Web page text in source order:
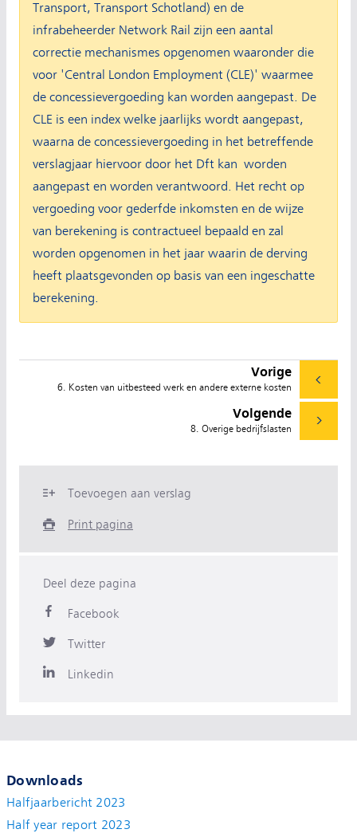
Transport, Transport Schotland) en de
infrabeheerder Network Rail zijn een aantal
correctie mechanismes opgenomen waaronder die
voor 'Central London Employment (CLE)' waarmee
de concessievergoeding kan worden aangepast. De
CLE is een index welke jaarlijks wordt aangepast,
waarna de concessievergoeding in het betreffende
verslagjaar hiervoor door het Dft kan worden
aangepast en worden verantwoord. Het recht op
vergoeding voor gederfde inkomsten en de wijze
van berekening is contractueel bepaald en zal
worden opgenomen in het jaar waarin de derving
heeft plaatsgevonden op basis van een ingeschatte
berekening.
Vorige
6. Kosten van uitbesteed werk en andere externe kosten
Volgende
8. Overige bedrijfslasten
Toevoegen aan verslag
Print pagina
Deel deze pagina
Facebook
Twitter
Linkedin
Downloads
Halfjaarbericht 2023
Half year report 2023